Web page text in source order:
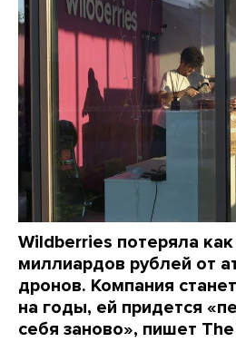
Wildberries потеряла
миллиардов рублей от
дронов. Компания
на годы, ей придется
себя заново», пишет